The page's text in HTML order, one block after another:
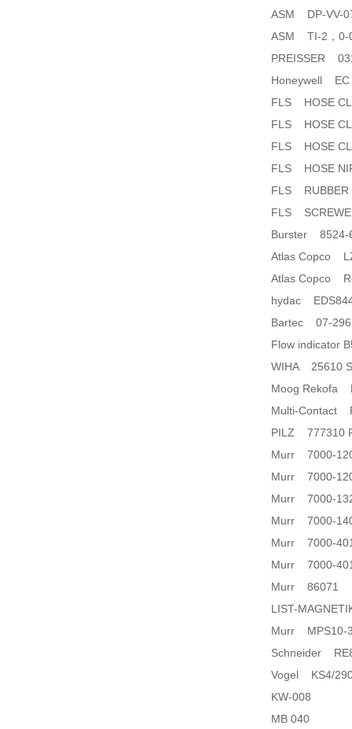
ASM DP-VV-
ASM TI-2，0-
PREISSER
Honeywell EC
FLS HOSE
FLS HOSE
FLS HOSE
FLS HOSE
FLS RUBBER
FLS
Burster 8524-
Atlas Copco
Atlas Copco
hydac
Bartec 07-
Flow indicator
WIHA 25610
Moog Rekofa
Multi-Contact
PILZ 777310
Murr 7000-
Murr 7000-
Murr 7000-
Murr 7000-
Murr 7000-
Murr 7000-
Murr 86071
LIST-
Murr MPS10-
Schneider
Vogel KS4/
KW-008
MB 040